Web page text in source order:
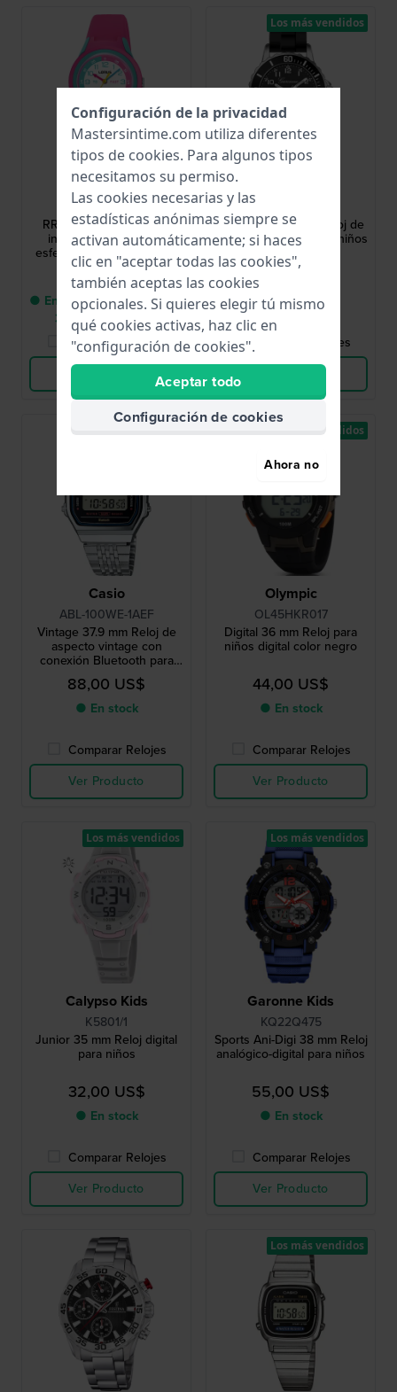
Lorus
RRX81JX9
RRX81JX9 29 mm Reloj
infantil de cuarzo con
esfera horaria y correa de
silicona
39,00 US$
● Entrega en un plazo den
3-5 días laborales
Comparar Relojes
Ver Producto
Kids Diver 30 mm Reloj de
cuarzo de buceo para niños
50,00 US$
● En stock
Comparar Relojes
Ver Producto
Los más vendidos
Casio
ABL-100WE-1AEF
Vintage 37.9 mm Reloj de
aspecto vintage con
conexión Bluetooth para
smartphone
88,00 US$
● En stock
Comparar Relojes
Ver Producto
Olympic
OL45HKR017
Digital 36 mm Reloj para
niños digital color negro
44,00 US$
● En stock
Comparar Relojes
Ver Producto
Los más vendidos
Calypso Kids
K5801/1
Junior 35 mm Reloj digital
para niños
32,00 US$
● En stock
Comparar Relojes
Ver Producto
Los más vendidos
Garonne Kids
KQ22Q475
Sports Ani-Digi 38 mm Reloj
analógico-digital para niños
55,00 US$
● En stock
Comparar Relojes
Ver Producto
Los más vendidos
Los más vendidos
Configuración de la privacidad
Mastersintime.com utiliza diferentes
tipos de cookies. Para algunos tipos
necesitamos su permiso.
Las cookies necesarias y las
estadísticas anónimas siempre se
activan automáticamente; si haces
clic en "aceptar todas las cookies",
también aceptas las cookies
opcionales. Si quieres elegir tú mismo
qué cookies activas, haz clic en
"configuración de cookies".
Aceptar todo
Configuración de cookies
Ahora no